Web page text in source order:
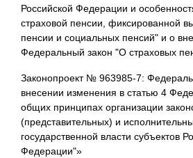
Российской Федерации и
страховой пенсии, фиксированной
пенсии и социальных пенсий" и о
Федеральный закон "О страховых
Законопроект № 963985-7:
внесении изменения в статью 4
общих принципах организации
(представительных) и
государственной власти субъектов
Федерации"»